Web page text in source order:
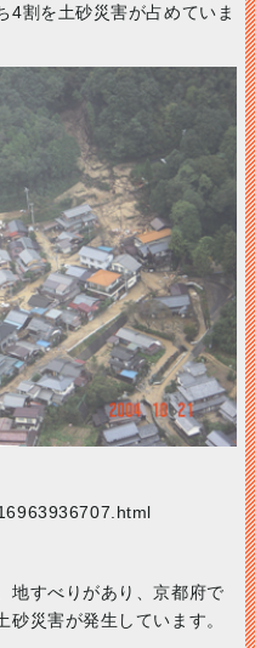
4割を土砂災害が占めていま
地すべりがあり、京都府で
災害が発生しています。